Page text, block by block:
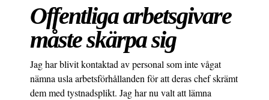
Offentliga arbetsgivare
måste skärpa sig
Jag har blivit kontaktad av personal som inte vågat
nämna usla arbetsförhållanden för att deras chef skrämt
dem med tystnadsplikt. Jag har nu valt att lämna